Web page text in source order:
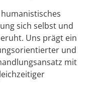
sich selbst und
Uns prägt ein
und
mit